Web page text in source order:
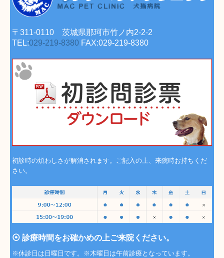
〒311-0110 茨城県那珂市竹ノ内2-2-2
TEL:029-219-8380 FAX:029-219-8380
初診時の煩わしさが解消されます。 ご記入の上、来院時お持ちくだ
さい。
⦿ 診療時間をお確かめの上ご来院ください。
※休診日は日曜日です。※木曜日は午前診療となっています。